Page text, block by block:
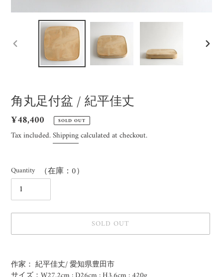
PREVIOUS
角丸足付盆 / 紀平佳丈
Regular
price
¥48,400 SOLD OUT
Tax included.Shippingcalculated at checkout.
Quantity （在庫：0）
SOLD OUT
product
to
作家： 紀平佳丈/ 愛知県豊田市